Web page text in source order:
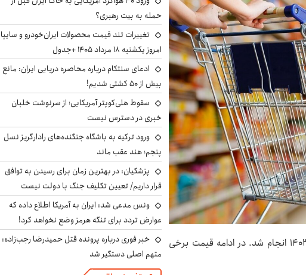
مهر نوشت: رصد هفتگی قیمت برخی کالاهای اساسی در ۱۱ مهر ماه ۱۴۰۳ انجام شد. در ادامه قیمت برخی
حمله به بیت رهبری؟
تغییرات تند قیمت محصولات ایران‌خودرو و سایپا
امروز یکشنبه ۱۸ مرداد ۱۴۰۵ +جدول
ادعای سنتکام درباره محاصره دریایی ایران: مانع
بیش از ۵۰ کشتی شدیم!
سقوط هلی‌کوپتر آمریکایی؛ از سرنوشت خلبان
خبری در دسترس نیست
ورود ترکیه به باشگاه جنگنده‌های رادارگریز نسل
پنجم؛ هند عقب ماند
پزشکیان‌: در بهترین زمان برای رسیدن به توافق
قرار داریم/ تعیین تکلیف جنگ با دولت نیست
ونس مدعی شد: ایران به آمریکا اطلاع داده که
عوارض تردد برای تنگه هرمز وضع نخواهد کرد!
خبر فوری درباره پرونده قتل حمیدرضا رجب‌زاده:
متهم اصلی دستگیر شد